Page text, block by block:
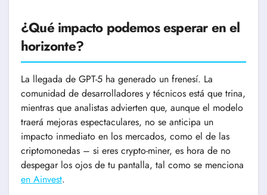
¿Qué impacto podemos esperar en el
horizonte?
La llegada de GPT-5 ha generado un frenesí. La
comunidad de desarrolladores y técnicos está que trina,
mientras que analistas advierten que, aunque el modelo
traerá mejoras espectaculares, no se anticipa un
impacto inmediato en los mercados, como el de las
criptomonedas – si eres crypto-miner, es hora de no
despegar los ojos de tu pantalla, tal como se menciona
en Ainvest.